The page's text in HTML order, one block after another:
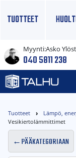
TUOTTEET
Myynti:Asko
040 5811 238
Tuotteet Lämpö,
Vesikiertolämmittimet
Pääkategoriaan